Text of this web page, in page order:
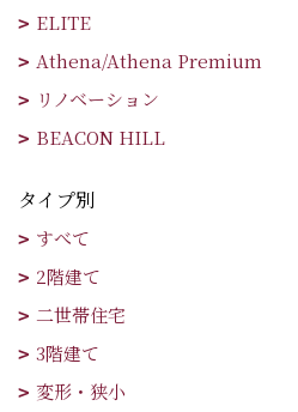
ELITE
Athena/Athena Premium
リノベーション
BEACON HILL
タイプ別
すべて
2階建て
二世帯住宅
3階建て
変形・狭小